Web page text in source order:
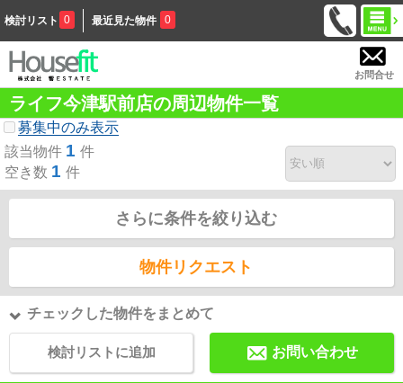
検討リスト 0 最近見た物件 0
お問合せ
ライフ今津駅前店の周辺物件一覧
募集中のみ表示
該当物件 1 件
空き数 1 件
さらに条件を絞り込む
物件リクエスト
チェックした物件をまとめて
検討リストに追加 お問い合わせ